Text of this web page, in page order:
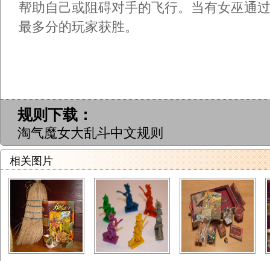
帮助自己或阻碍对手的飞行。当有女巫通
最多分的玩家获胜。
规则下载：
淘气魔女大乱斗中文规则
相关图片